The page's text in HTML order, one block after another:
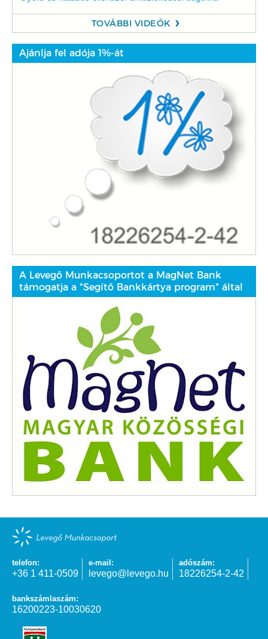
TOVÁBBI VIDEÓK
Ajánlja fel adója 1%-át
A Levegő Munkacsoportot a MagNet Bank
támogatja a "Segítő Bankkártya program" által
telefon:
+36 1 411-0509
e-mail:
levego@levego.hu
adószám:
18226254-2-42
bankszámlaszám:
16200223-10030620